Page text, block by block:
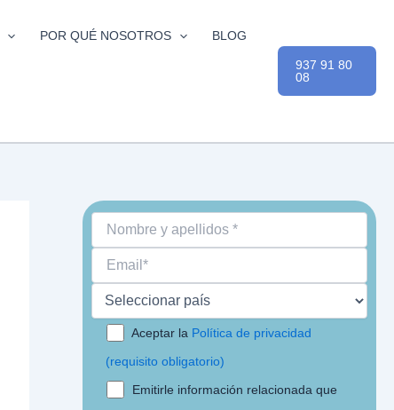
POR QUÉ NOSOTROS BLOG
937 91 80
08
Aceptar la Política de privacidad
(requisito obligatorio)
Emitirle información relacionada que